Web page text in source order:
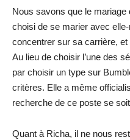
Nous savons que le mariage
choisi de se marier avec
concentrer sur sa carrière, et
Au lieu de choisir l’une des
par choisir un type sur
critères. Elle a même
recherche de ce poste se
Quant à Richa, il ne nous